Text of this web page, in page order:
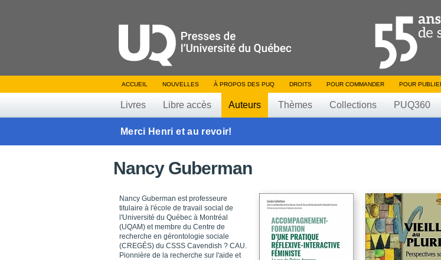
ACCUEIL NOUVELLES À PROPOS DES PUQ DROITS POUR COMMANDER POUR
Livres Libre accès Auteurs Thèmes Collections PUQ360
Merci Henri et au revoir!
Nancy Guberman
Nancy Guberman est professeure
titulaire à l'école de travail social de
l'Université du Québec à Montréal
(UQAM) et membre du Centre de
recherche en gérontologie sociale
(CREGÉS) du CSSS Cavendish ? CAU.
Pionnière de la recherche sur l'aide et